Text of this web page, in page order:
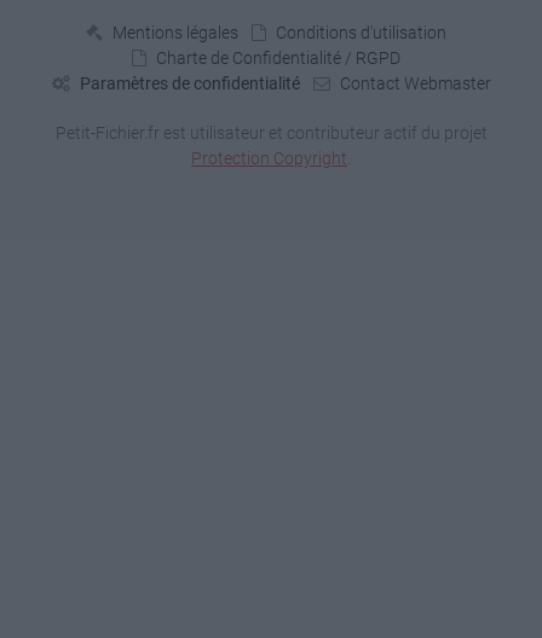
Mentions légales
Conditions d'utilisation
Charte de Confidentialité / RGPD
Paramètres de confidentialité
Contact Webmaster
Petit-Fichier.fr est utilisateur et contributeur actif du projet
Protection Copyright